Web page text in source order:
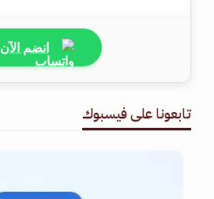
انضم الآن
تابعونا على فيسبوك